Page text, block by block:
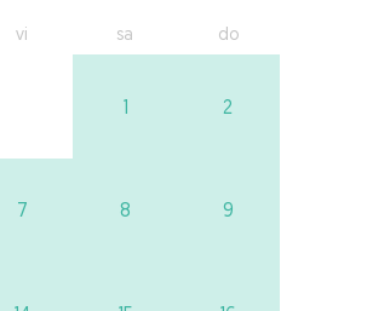
vi sa do
1 2
7 8 9